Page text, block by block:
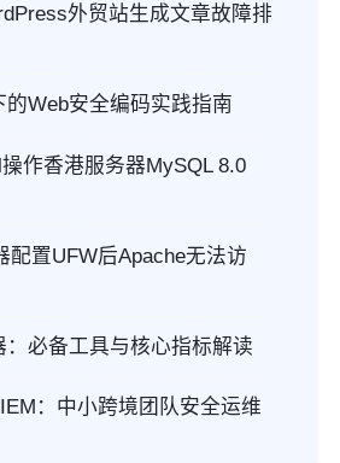
外贸站生成文章故障排
的Web安全编码实践指南
作香港服务器MySQL 8.0
配置UFW后Apache无法访
：必备工具与核心指标解读
：中小跨境团队安全运维